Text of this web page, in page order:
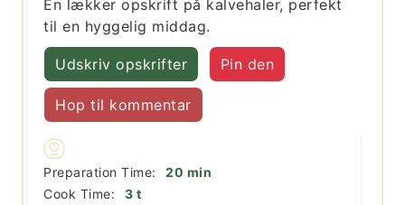
En lækker opskrift på kalvehaler, perfekt
til en hyggelig middag.
Udskriv opskrifter Pin den
Hop til kommentar
Preparation Time: 20 minutter
min
Cook Time:
3timer
t